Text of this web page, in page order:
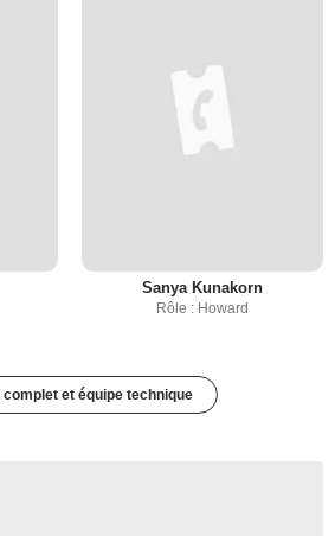
Sanya Kunakorn
Rôle : Howard
et équipe technique